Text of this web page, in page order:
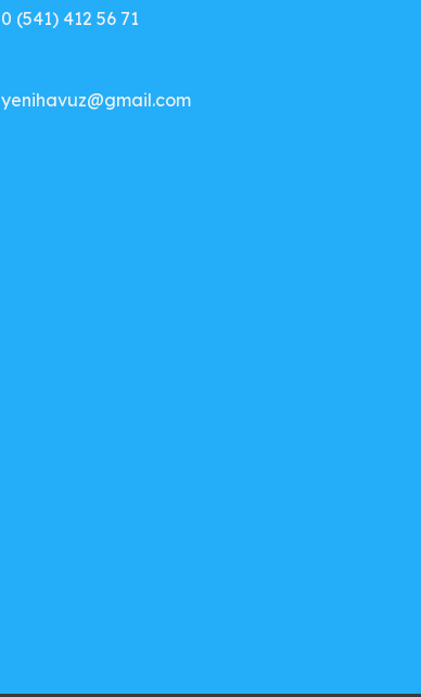
0 (541) 412 56 71
yenihavuz@gmail.com